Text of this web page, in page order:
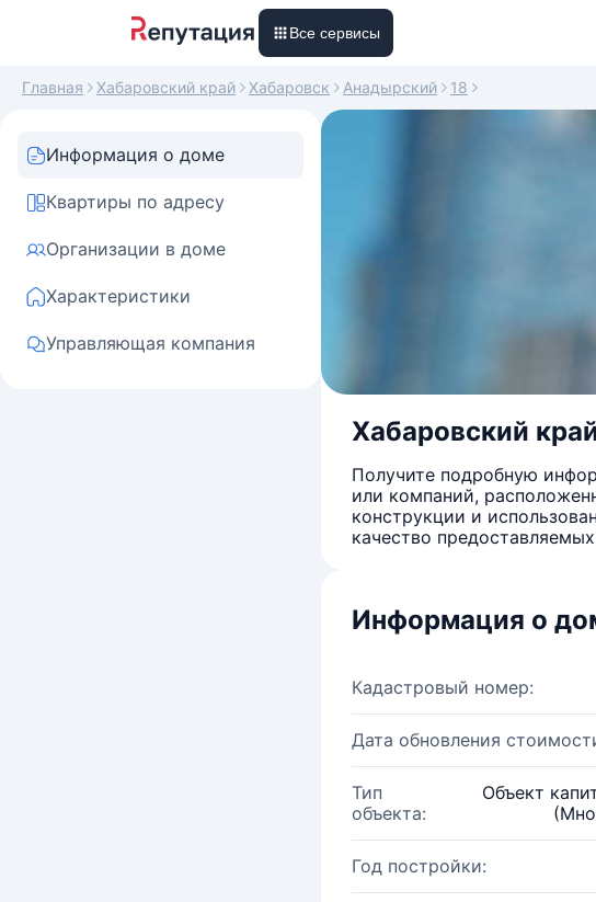
Все сервисы
Главная Хабаровский край Хабаровск Анадырский 18
Информация о доме
Квартиры по адресу
Организации в доме
Характеристики
Управляющая компания
Хабаровский
Получите подробную
или компаний,
конструкции и
качество
Информация о
Кадастровый номер:
Дата обновления
Тип
объекта:
Объект
Год постройки: